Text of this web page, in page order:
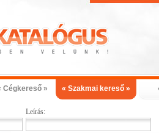
Cégkereső » « Szakmai kereső »
Leírás: